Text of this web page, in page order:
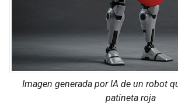
Imagen generada por IA de un robot
patineta roja